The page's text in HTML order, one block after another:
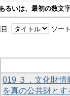
るいは、最初の数文
: ソー
019 ３．文化財情
を真の公共財とす